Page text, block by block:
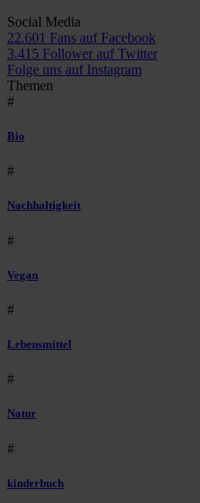
Social Media
22.601 Fans auf Facebook
3.415 Follower auf Twitter
Folge uns auf Instagram
Themen
#
Bio
#
Nachhaltigkeit
#
Vegan
#
Lebensmittel
#
Natur
#
kinderbuch